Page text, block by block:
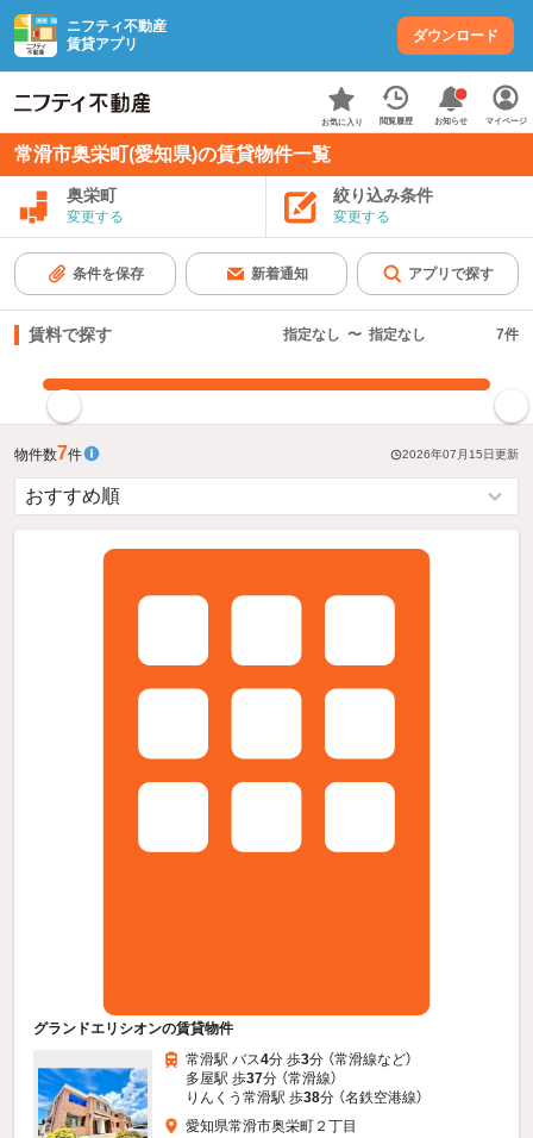
ニフティ不動産
賃貸アプリ
ダウンロード
お気に入り 閲覧履歴 お知らせ マイページ
常滑市奥栄町(愛知県)の賃貸物件一覧
奥栄町
変更する
絞り込み条件
変更する
条件を保存 新着通知 アプリで探す
賃料で探す 指定なし 〜 指定なし 7件
物件数7件 2026年07月15日更新
グランドエリシオンの賃貸物件
常滑駅 バス4分 歩3分 （常滑線など）
多屋駅 歩37分 （常滑線）
りんくう常滑駅 歩38分 （名鉄空港線）
愛知県常滑市奥栄町２丁目